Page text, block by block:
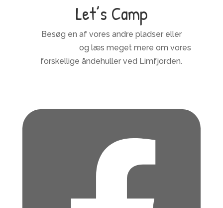
Let’s Camp
Besøg en af vores andre pladser eller
og læs meget mere om vores
forskellige åndehuller ved Limfjorden.